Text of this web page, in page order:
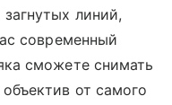
линий,
современный
сможете снимать
от самого